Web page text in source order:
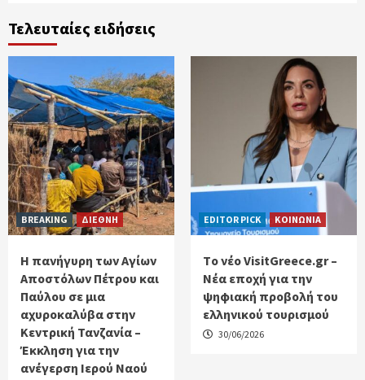
Τελευταίες ειδήσεις
BREAKING ΔΙΕΘΝΗ
Η πανήγυρη των Αγίων
Αποστόλων Πέτρου και
Παύλου σε μια
αχυροκαλύβα στην
Κεντρική Τανζανία –
Έκκληση για την
ανέγερση Ιερού Ναού
EDITOR PICK ΚΟΙΝΩΝΙΑ
Tο νέο VisitGreece.gr –
Νέα εποχή για την
ψηφιακή προβολή του
ελληνικού τουρισμού
30/06/2026